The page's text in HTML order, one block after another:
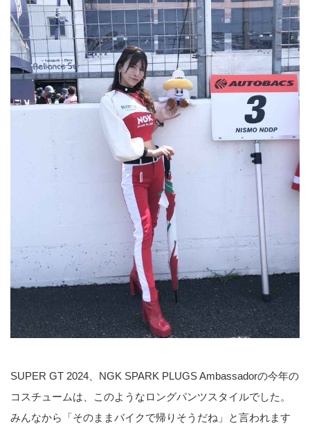
SUPER GT 2024、NGK SPARK PLUGS Ambassadorの今年の
コスチュームは、このようなロングパンツスタイルでした。
みんなから「そのままバイクで帰りそうだね」と言われます